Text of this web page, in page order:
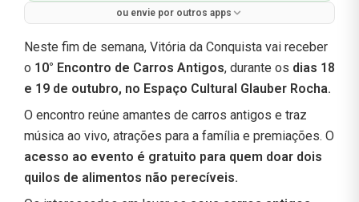
ou envie por outros apps
Neste fim de semana, Vitória da Conquista vai receber
o 10° Encontro de Carros Antigos, durante os dias 18
e 19 de outubro, no Espaço Cultural Glauber Rocha.
O encontro reúne amantes de carros antigos e traz
música ao vivo, atrações para a família e premiações. O
acesso ao evento é gratuito para quem doar dois
quilos de alimentos não perecíveis.